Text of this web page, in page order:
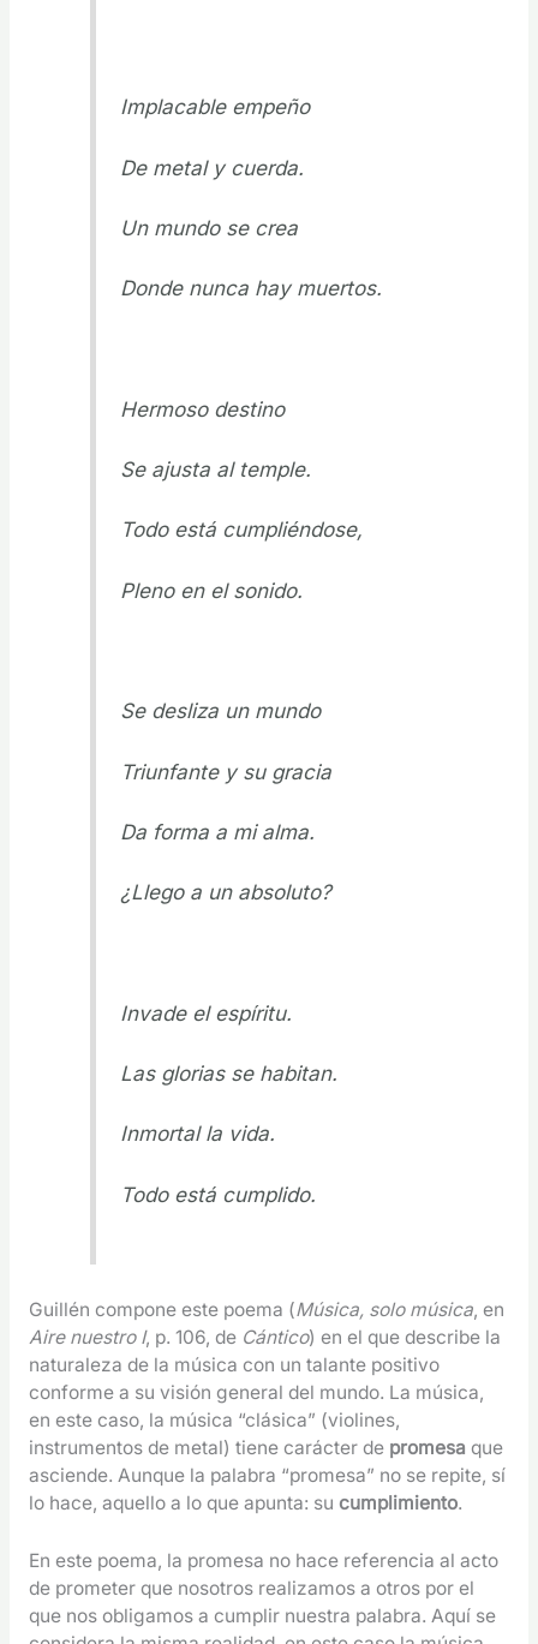
Implacable empeño
De metal y cuerda.
Un mundo se crea
Donde nunca hay muertos.
Hermoso destino
Se ajusta al temple.
Todo está cumpliéndose,
Pleno en el sonido.
Se desliza un mundo
Triunfante y su gracia
Da forma a mi alma.
¿Llego a un absoluto?
Invade el espíritu.
Las glorias se habitan.
Inmortal la vida.
Todo está cumplido.
Guillén compone este poema (Música, solo música, en
Aire nuestro I, p. 106, de Cántico) en el que describe la
naturaleza de la música con un talante positivo
conforme a su visión general del mundo. La música,
en este caso, la música “clásica” (violines,
instrumentos de metal) tiene carácter de promesa que
asciende. Aunque la palabra “promesa” no se repite, sí
lo hace, aquello a lo que apunta: su cumplimiento.
En este poema, la promesa no hace referencia al acto
de prometer que nosotros realizamos a otros por el
que nos obligamos a cumplir nuestra palabra. Aquí se